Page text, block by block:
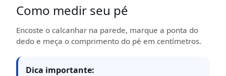
Como medir seu pé
Encoste o calcanhar na parede, marque a ponta do
dedo e meça o comprimento do pé em centímetros.
Dica importante: